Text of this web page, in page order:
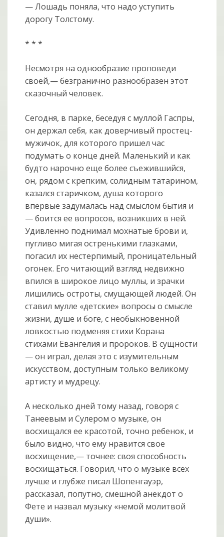
— Лошадь поняла, что надо уступить
дорогу Толстому.
* * *
Несмотря на однообразие проповеди
своей,— безгранично разнообразен этот
сказочный человек.
Сегодня, в парке, беседуя с муллой Гаспры,
он держал себя, как доверчивый простец-
мужичок, для которого пришел час
подумать о конце дней. Маленький и как
будто нарочно еще более съежившийся,
он, рядом с крепким, солидным татарином,
казался старичком, душа которого
впервые задумалась над смыслом бытия и
— боится ее вопросов, возникших в ней.
Удивленно поднимал мохнатые брови и,
пугливо мигая остренькими глазками,
погасил их нестерпимый, проницательный
огонек. Его читающий взгляд недвижно
впился в широкое лицо муллы, и зрачки
лишились остроты, смущающей людей. Он
ставил мулле «детские» вопросы о смысле
жизни, душе и боге, с необыкновенной
ловкостью подменяя стихи Корана
стихами Евангелия и пророков. В сущности
— он играл, делая это с изумительным
искусством, доступным только великому
артисту и мудрецу.
А несколько дней тому назад, говоря с
Танеевым и Сулером о музыке, он
восхищался ее красотой, точно ребенок, и
было видно, что ему нравится свое
восхищение,— точнее: своя способность
восхищаться. Говорил, что о музыке всех
лучше и глубже писал Шопенгауэр,
рассказал, попутно, смешной анекдот о
Фете и назвал музыку «немой молитвой
души».